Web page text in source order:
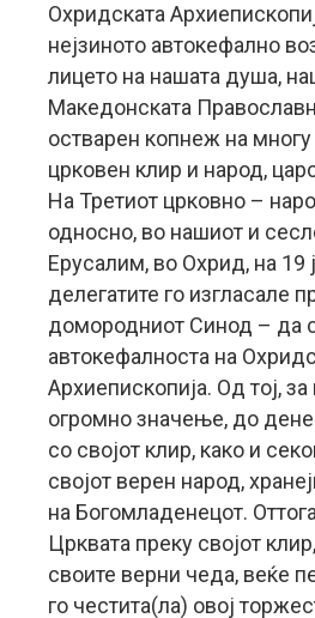
Охридската
нејзиното автокефално
лицето на нашата душа,
Македонската
остварен копнеж на многу
црковен клир и народ,
На Третиот црковно –
односно, во нашиот и
Ерусалим, во Охрид, на 19
делегатите го изгласале
домородниот Синод – да
автокефалноста на
Архиепископија. Од тој,
огромно значење, до
со својот клир, како и
својот верен народ,
на Богомладенецот.
Црквата преку својот
своите верни чеда, веќе
го честита(ла) овој